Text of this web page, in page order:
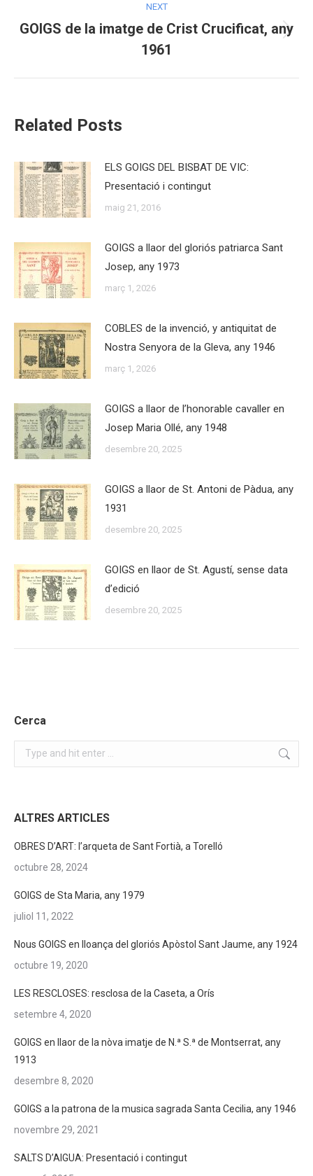
NEXT
Next
post:
GOIGS de la imatge de Crist Crucificat, any
1961
Related Posts
ELS GOIGS DEL BISBAT DE VIC:
Presentació i contingut
maig 21, 2016
GOIGS a llaor del gloriós patriarca Sant
Josep, any 1973
març 1, 2026
COBLES de la invenció, y antiquitat de
Nostra Senyora de la Gleva, any 1946
març 1, 2026
GOIGS a llaor de l’honorable cavaller en
Josep Maria Ollé, any 1948
desembre 20, 2025
GOIGS a llaor de St. Antoni de Pàdua, any
1931
desembre 20, 2025
GOIGS en llaor de St. Agustí, sense data
d’edició
desembre 20, 2025
Cerca
Search:
ALTRES ARTICLES
OBRES D’ART: l’arqueta de Sant Fortià, a Torelló
octubre 28, 2024
GOIGS de Sta Maria, any 1979
juliol 11, 2022
Nous GOIGS en lloança del gloriós Apòstol Sant Jaume, any 1924
octubre 19, 2020
LES RESCLOSES: resclosa de la Caseta, a Orís
setembre 4, 2020
GOIGS en llaor de la nòva imatje de N.ª S.ª de Montserrat, any
1913
desembre 8, 2020
GOIGS a la patrona de la musica sagrada Santa Cecilia, any 1946
novembre 29, 2021
SALTS D’AIGUA: Presentació i contingut